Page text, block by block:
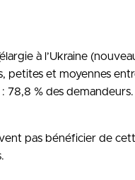
à l’Ukraine
et moyennes
78,8 % des
pas bénéficier de